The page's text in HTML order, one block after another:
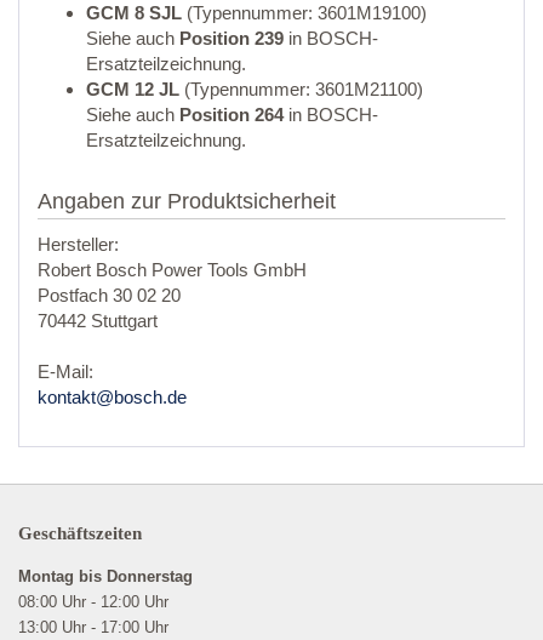
GCM 8 SJL (Typennummer: 3601M19100)
Siehe auch Position 239 in BOSCH-
Ersatzteilzeichnung.
GCM 12 JL (Typennummer: 3601M21100)
Siehe auch Position 264in BOSCH-
Ersatzteilzeichnung.
Angaben zur Produktsicherheit
Hersteller:
Robert Bosch Power Tools GmbH
Postfach 30 02 20
70442 Stuttgart
E-Mail:
kontakt@bosch.de
Geschäftszeiten
Montag bis Donnerstag
08:00 Uhr - 12:00 Uhr
13:00 Uhr - 17:00 Uhr